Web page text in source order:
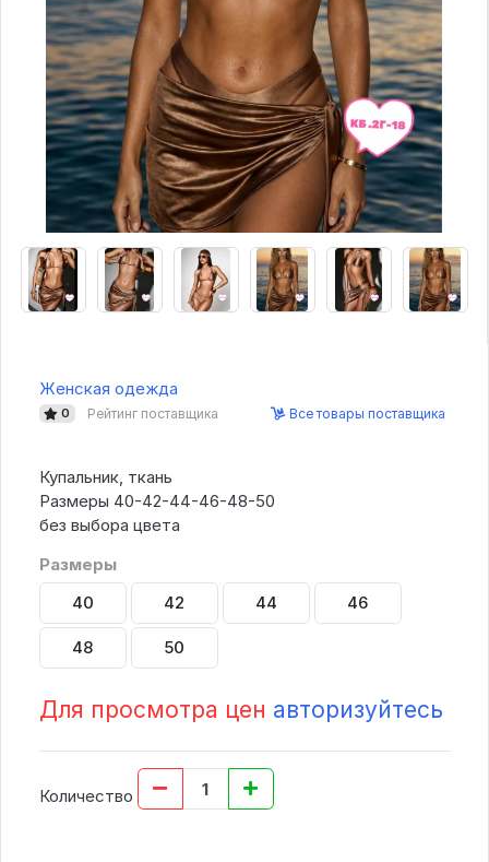
Женская одежда
0 Рейтинг поставщика Все товары поставщика
Купальник, ткань
Размеры 40-42-44-46-48-50
без выбора цвета
Размеры
40
42 44 46
48 50
Для просмотра цен авторизуйтесь
Количество